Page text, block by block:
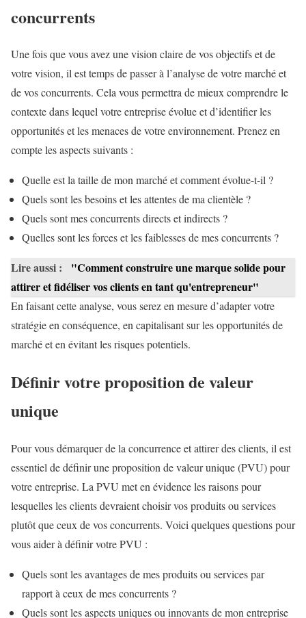
concurrents
Une fois que vous avez une vision claire de vos objectifs et de
votre vision, il est temps de passer à l’analyse de votre marché et
de vos concurrents. Cela vous permettra de mieux comprendre le
contexte dans lequel votre entreprise évolue et d’identifier les
opportunités et les menaces de votre environnement. Prenez en
compte les aspects suivants :
Quelle est la taille de mon marché et comment évolue-t-il ?
Quels sont les besoins et les attentes de ma clientèle ?
Quels sont mes concurrents directs et indirects ?
Quelles sont les forces et les faiblesses de mes concurrents ?
Lire aussi :
"Comment construire une marque solide pour
attirer et fidéliser vos clients en tant qu'entrepreneur"
En faisant cette analyse, vous serez en mesure d’adapter votre
stratégie en conséquence, en capitalisant sur les opportunités de
marché et en évitant les risques potentiels.
Définir votre proposition de valeur
unique
Pour vous démarquer de la concurrence et attirer des clients, il est
essentiel de définir une proposition de valeur unique (PVU) pour
votre entreprise. La PVU met en évidence les raisons pour
lesquelles les clients devraient choisir vos produits ou services
plutôt que ceux de vos concurrents. Voici quelques questions pour
vous aider à définir votre PVU :
Quels sont les avantages de mes produits ou services par
rapport à ceux de mes concurrents ?
Quels sont les aspects uniques ou innovants de mon entreprise